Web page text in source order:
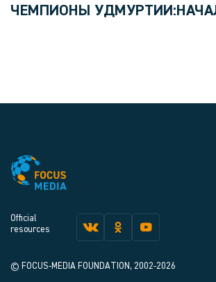
ЧЕМПИОНЫ
Official
resources
© FOCUS-MEDIA FOUNDATION, 2002-2026